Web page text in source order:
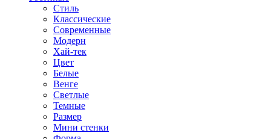
Стиль
Классические
Современные
Модерн
Хай-тек
Цвет
Белые
Венге
Светлые
Темные
Размер
Мини стенки